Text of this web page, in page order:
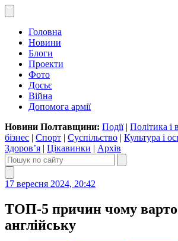
Головна
Новини
Блоги
Проекти
Фото
Досьє
Війна
Допомога армії
Новини Полтавщини: Події| Політика і
бізнес | Спорт | Суспільство | Культура і
Здоров’я | Цікавинки | Архів
17 вересня 2024, 20:42
ТОП-5 причин чому
англійську